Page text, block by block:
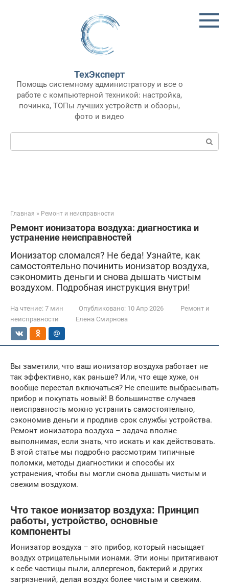
ТехЭксперт
Помощь системному администратору и все о
работе с компьютерной техникой: настройка,
починка, ТОПы лучших устройств и обзоры,
фото и видео
Поиск:
Главная » Ремонт и неисправности
Ремонт ионизатора воздуха: диагностика и
устранение неисправностей
Ионизатор сломался? Не беда! Узнайте, как
самостоятельно починить ионизатор воздуха,
сэкономить деньги и снова дышать чистым
воздухом. Подробная инструкция внутри!
На чтение: 7 мин Опубликовано: 10 Апр 2026
Ремонт и
неисправности
Елена Смирнова
Вы заметили, что ваш ионизатор воздуха работает не
так эффективно, как раньше? Или, что еще хуже, он
вообще перестал включаться? Не спешите выбрасывать
прибор и покупать новый! В большинстве случаев
неисправность можно устранить самостоятельно,
сэкономив деньги и продлив срок службы устройства.
Ремонт ионизатора воздуха – задача вполне
выполнимая, если знать, что искать и как действовать.
В этой статье мы подробно рассмотрим типичные
поломки, методы диагностики и способы их
устранения, чтобы вы могли снова дышать чистым и
свежим воздухом.
Что такое ионизатор воздуха: Принцип
работы, устройство, основные
компоненты
Ионизатор воздуха – это прибор, который насыщает
воздух отрицательными ионами. Эти ионы притягивают
к себе частицы пыли, аллергенов, бактерий и других
загрязнений, делая воздух более чистым и свежим.